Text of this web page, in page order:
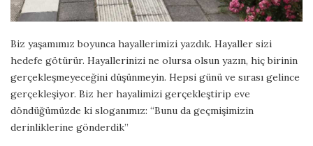
Biz yaşamımız boyunca hayallerimizi yazdık. Hayaller sizi
hedefe götürür. Hayallerinizi ne olursa olsun yazın, hiç birinin
gerçekleşmeyeceğini düşünmeyin. Hepsi günü ve sırası gelince
gerçekleşiyor. Biz her hayalimizi gerçekleştirip eve
döndüğümüzde ki sloganımız: “Bunu da geçmişimizin
derinliklerine gönderdik”